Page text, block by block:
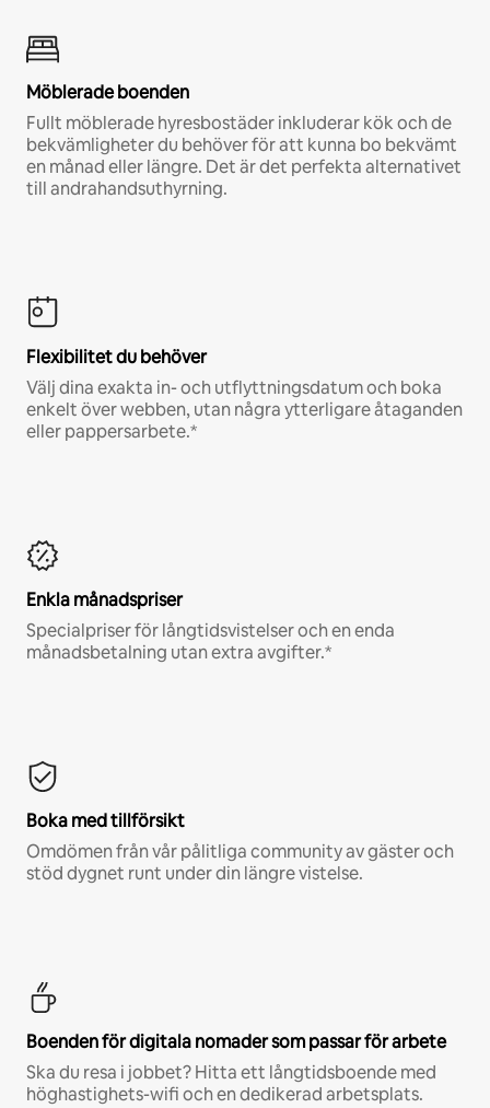
Möblerade boenden
Fullt möblerade hyresbostäder inkluderar kök och de
bekvämligheter du behöver för att kunna bo bekvämt
en månad eller längre. Det är det perfekta alternativet
till andrahandsuthyrning.
Flexibilitet du behöver
Välj dina exakta in- och utflyttningsdatum och boka
enkelt över webben, utan några ytterligare åtaganden
eller pappersarbete.*
Enkla månadspriser
Specialpriser för långtidsvistelser och en enda
månadsbetalning utan extra avgifter.*
Boka med tillförsikt
Omdömen från vår pålitliga community av gäster och
stöd dygnet runt under din längre vistelse.
Boenden för digitala nomader som passar för arbete
Ska du resa i jobbet? Hitta ett långtidsboende med
höghastighets-wifi och en dedikerad arbetsplats.